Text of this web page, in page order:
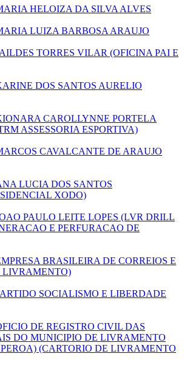
HELOIZA DA SILVA ALVES
LUIZA BARBOSA ARAUJO
TORRES VILAR (OFICINA PAI E
DOS SANTOS AURELIO
CAROLLYNNE PORTELA
ASSESSORIA ESPORTIVA)
CAVALCANTE DE ARAUJO
LUCIA DOS SANTOS
XODO)
PAULO LEITE LOPES (LVR DRILL
E PERFURACAO DE
BRASILEIRA DE CORREIOS E
LIVRAMENTO)
SOCIALISMO E LIBERDADE
DE REGISTRO CIVIL DAS
DO MUNICIPIO DE LIVRAMENTO
(CARTORIO DE LIVRAMENTO